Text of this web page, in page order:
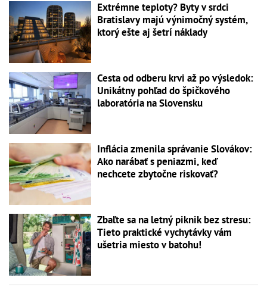
Extrémne teploty? Byty v srdci
Bratislavy majú výnimočný systém,
ktorý ešte aj šetrí náklady
Cesta od odberu krvi až po výsledok:
Unikátny pohľad do špičkového
laboratória na Slovensku
Inflácia zmenila správanie Slovákov:
Ako narábať s peniazmi, keď
nechcete zbytočne riskovať?
Zbaľte sa na letný piknik bez stresu:
Tieto praktické vychytávky vám
ušetria miesto v batohu!